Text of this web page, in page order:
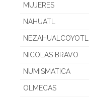
MUJERES
NAHUATL
NEZAHUALCOYOTL
NICOLAS BRAVO
NUMISMATICA
OLMECAS